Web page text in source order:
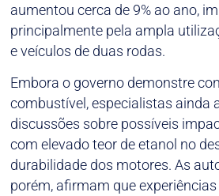
aumentou cerca de 9% ao ano,
principalmente pela ampla
e veículos de duas rodas.
Embora o governo demonstre
combustível, especialistas ainda
discussões sobre possíveis
com elevado teor de etanol no
durabilidade dos motores. As
porém, afirmam que